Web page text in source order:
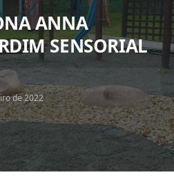
ANNA
SENSORIAL
de 2022